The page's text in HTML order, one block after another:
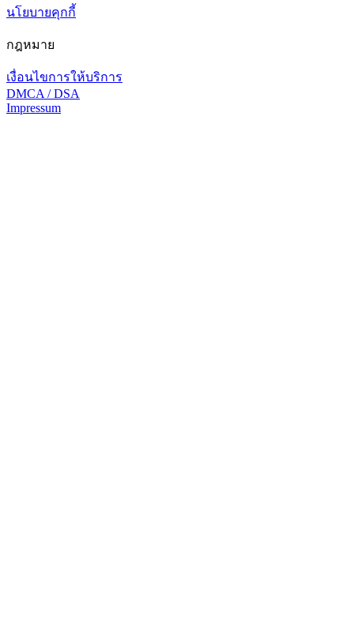
นโยบายคุกกี้
กฎหมาย
เงื่อนไขการให้บริการ
DMCA / DSA
Impressum